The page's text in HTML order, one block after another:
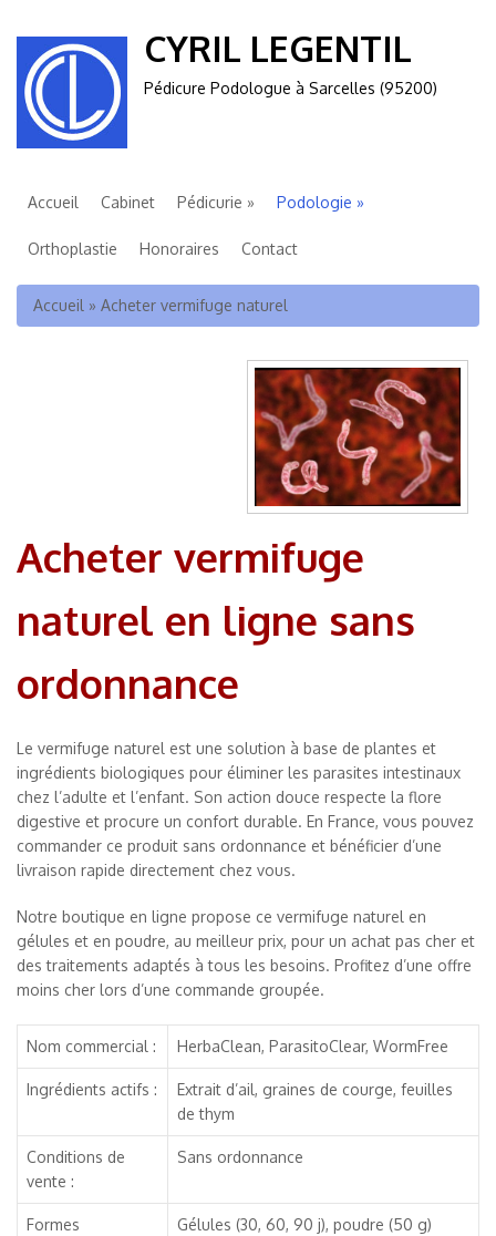
CYRIL LEGENTIL
Pédicure Podologue à Sarcelles (95200)
Accueil Cabinet Pédicurie Podologie
Orthoplastie Honoraires Contact
Vous êtes ici
Accueil » Acheter vermifuge naturel
Acheter vermifuge
naturel en ligne sans
ordonnance
Le vermifuge naturel est une solution à base de plantes et
ingrédients biologiques pour éliminer les parasites intestinaux
chez l’adulte et l’enfant. Son action douce respecte la flore
digestive et procure un confort durable. En France, vous pouvez
commander ce produit sans ordonnance et bénéficier d’une
livraison rapide directement chez vous.
Notre boutique en ligne propose ce vermifuge naturel en
gélules et en poudre, au meilleur prix, pour un achat pas cher et
des traitements adaptés à tous les besoins. Profitez d’une offre
moins cher lors d’une commande groupée.
Nom commercial : HerbaClean, ParasitoClear, WormFree
Ingrédients actifs :
Extrait d’ail, graines de courge, feuilles
de thym
Conditions de
vente :
Sans ordonnance
Formes
Gélules (30, 60, 90 j), poudre (50 g)